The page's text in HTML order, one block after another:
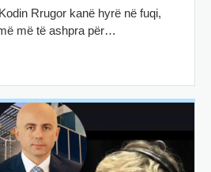
Rrugor kanë hyrë në fuqi,
më të ashpra për…